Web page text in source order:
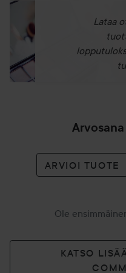
Suunniteltu luonnollisesti
S-laineikkaille hiuksille.
kuten risiini- ja
hiuksille ja hiuksille, jotka
ravitsevia ainesosia.
makromolekyyli, jota
löytämiseksi koko päivän
kiinnitykselle¹ja
¹ verrattuna
Joustava kiinnitys
tukevia sidoksia ja toimii
Lataa
ARVIOI TUOTE
Ole
KATSO